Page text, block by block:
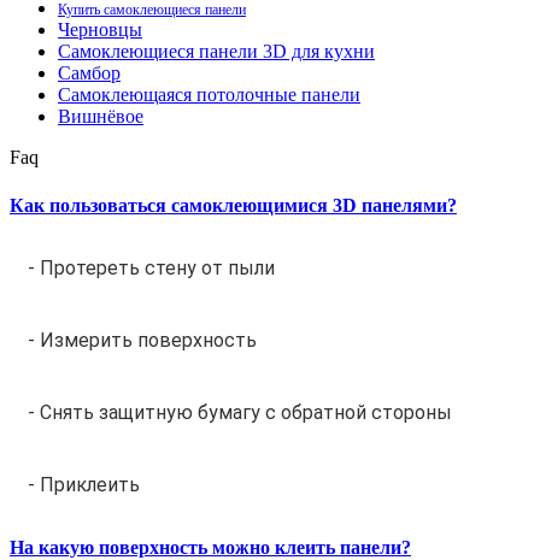
Купить самоклеющиеся панели
Черновцы
Самоклеющиеся панели 3D для кухни
Самбор
Самоклеющаяся потолочные панели
Вишнёвое
Faq
Как пользоваться самоклеющимися 3D панелями?
- Протереть стену от пыли
- Измерить поверхность
- Снять защитную бумагу с обратной стороны
- Приклеить
На какую поверхность можно клеить панели?